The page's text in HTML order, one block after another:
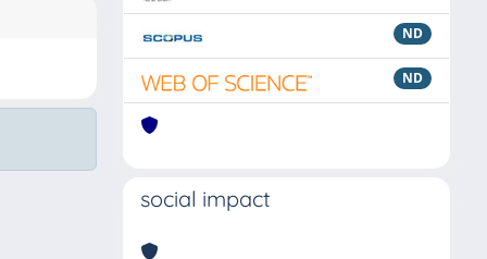
ND
ND
social impact